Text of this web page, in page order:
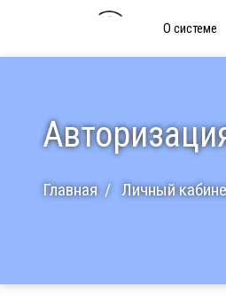
О системе
Главная Личный